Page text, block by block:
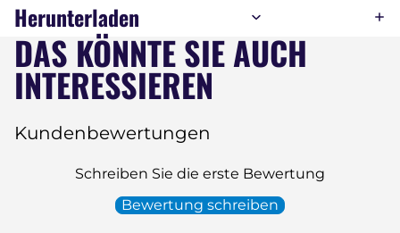
Herunterladen
DAS KÖNNTE SIE AUCH
INTERESSIEREN
Kundenbewertungen
Schreiben Sie die erste Bewertung
Bewertung schreiben